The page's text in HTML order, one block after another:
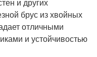
брус из хвойных
отличными
и устойчивостью